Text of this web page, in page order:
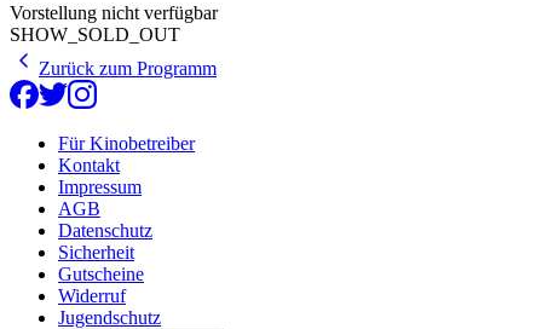
Vorstellung nicht verfügbar
SHOW_SOLD_OUT
Zurück zum Programm
Für Kinobetreiber
Kontakt
Impressum
AGB
Datenschutz
Sicherheit
Gutscheine
Widerruf
Jugendschutz